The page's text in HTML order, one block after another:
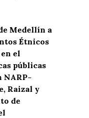
Medellín a
Étnicos
el
públicas
NARP-
Raizal y
de